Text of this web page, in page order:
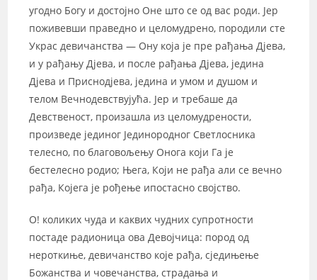
угодно Богу и достојно Оне што се од вас роди. Јер
поживевши праведно и целомудрено, породили сте
Украс девичанства — Ону која је пре рађања Дјева,
и у рађању Дјева, и после рађања Дјева, једина
Дјева и Приснодјева, једина и умом и душом и
телом Вечнодевствујућа. Јер и требаше да
Девственост, произашла из целомудрености,
произведе јединог Јединородног Светлосника
телесно, по благовољењу Онога који Га је
бестелесно родио; Њега, Који не рађа али се вечно
рађа, Којега је рођење ипостасно својство.
О! коликих чуда и каквих чудних супротности
постаде радионица ова Девојчица: пород од
нероткиње, девичанство које рађа, сједињење
Божанства и човечанства, страдања и